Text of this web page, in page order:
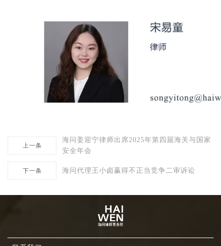
上一条
海问姜迎宁律师出席2025年第四届海关与国家
安全年会
下一条 海问代理王小卤赢得不正当竞争二审诉讼